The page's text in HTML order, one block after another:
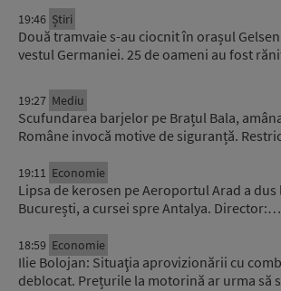
19:46 Știri
Două tramvaie s-au ciocnit în orașul
vestul Germaniei. 25 de oameni au fost
19:27 Mediu
Scufundarea barjelor pe Brațul Bala,
Române invocă motive de siguranță.
19:11 Economie
Lipsa de kerosen pe Aeroportul Arad a dus
București, a cursei spre Antalya. Director:…
18:59 Economie
Ilie Bolojan: Situaţia aprovizionării cu
deblocat. Prețurile la motorină ar urma să